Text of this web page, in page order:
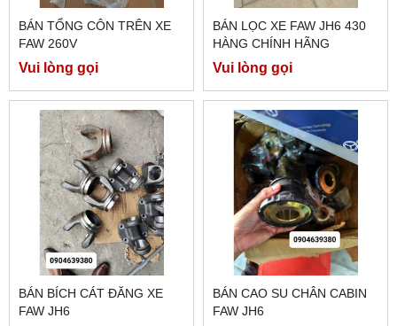
BÁN TỔNG CÔN TRÊN XE
FAW 260V
Vui lòng gọi
BÁN LỌC XE FAW JH6 430
HÀNG CHÍNH HÃNG
Vui lòng gọi
BÁN BÍCH CÁT ĐĂNG XE
FAW JH6
BÁN CAO SU CHÂN CABIN
FAW JH6